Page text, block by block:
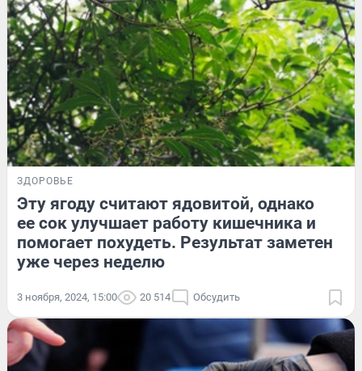
ЗДОРОВЬЕ
Эту ягоду считают ядовитой, однако
ее сок улучшает работу кишечника и
помогает похудеть. Результат заметен
уже через неделю
3 ноября, 2024, 15:00 20 514 Обсудить